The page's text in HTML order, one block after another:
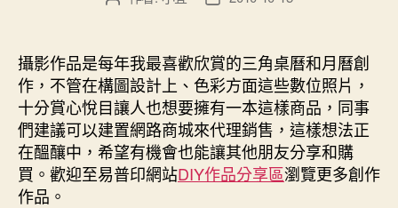
者
佈
日
期
攝影作品是每年我最喜歡欣賞的三角桌曆和月曆創
作，不管在構圖設計上、色彩方面這些數位照片，
十分賞心悅目讓人也想要擁有一本這樣商品，同事
們建議可以建置網路商城來代理銷售，這樣想法正
在醞釀中，希望有機會也能讓其他朋友分享和購
買。歡迎至易普印網站DIY作品分享區瀏覽更多創作
作品。